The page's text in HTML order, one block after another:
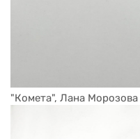
"Комета", Лана Морозова